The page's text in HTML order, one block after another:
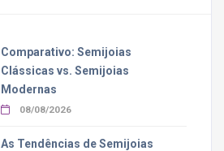
Comparativo: Semijoias
Clássicas vs. Semijoias
Modernas
08/08/2026
As Tendências de Semijoias